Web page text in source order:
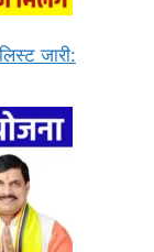
जारी: